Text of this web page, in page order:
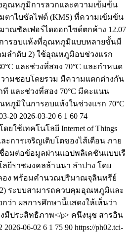
อุณหภูมิการลวกและความเข้มข้น
ตาไบซัลไฟต์ (KMS) ที่ความเข้มข้น
าณซัลเฟอร์ไดออกไซด์ตกค้าง 12.07
การอบแห้งที่อุณหภูมิแบบหลายขั้นมี
มลำดับ 2) ใช้อุณหภูมิอบช่วงแรก
และช่วงที่สอง 70°C และกำหนด
วามชอบโดยรวม มีความแตกต่างกัน
และช่วงที่สอง 70°C มีคะแนน
ภูมิในการอบแห้งในช่วงแรก 70°C
20 2026-03-20 6 1 60 74
ช้เทคโนโลยี Internet of Things
ะการเจริญเติบโตของไส้เดือน ภาย
อมต่อข้อมูลผ่านแอปพลิเคชันแบบเรี
ยีราชมงคลล้านนา ลำปาง โดย
ดลอง พร้อมคำนวณปริมาณจุลินทรีย์
2) ระบบสามารถควบคุมอุณหภูมิและ
ว่า ผลการศึกษานี้แสดงให้เห็นว่า
มีประสิทธิภาพ</p> คนึงนุช สารอิน
2026-06-02 6 1 75 90 https://ph02.tci-